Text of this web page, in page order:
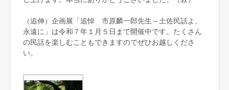
（追伸）企画展「追悼 市原麟一郎先生～土佐民話よ、
永遠に」は令和７年１月５日まで開催中です。たくさん
の民話を楽しむこともできますのでぜひお越しくださ
い。